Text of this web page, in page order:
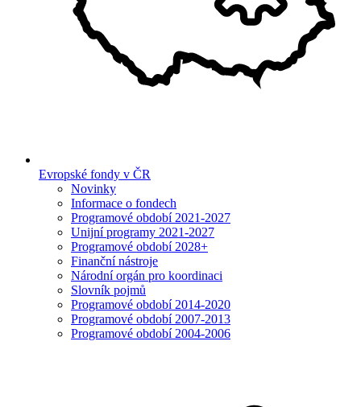
Evropské fondy v ČR
Novinky
Informace o fondech
Programové období 2021-2027
Unijní programy 2021-2027
Programové období 2028+
Finanční nástroje
Národní orgán pro koordinaci
Slovník pojmů
Programové období 2014-2020
Programové období 2007-2013
Programové období 2004-2006